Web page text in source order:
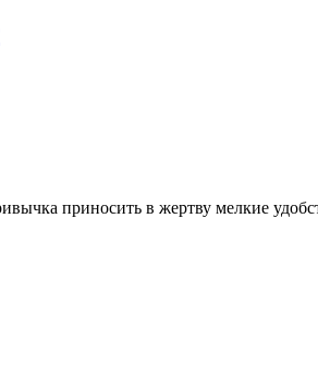
приносить в жертву мелкие